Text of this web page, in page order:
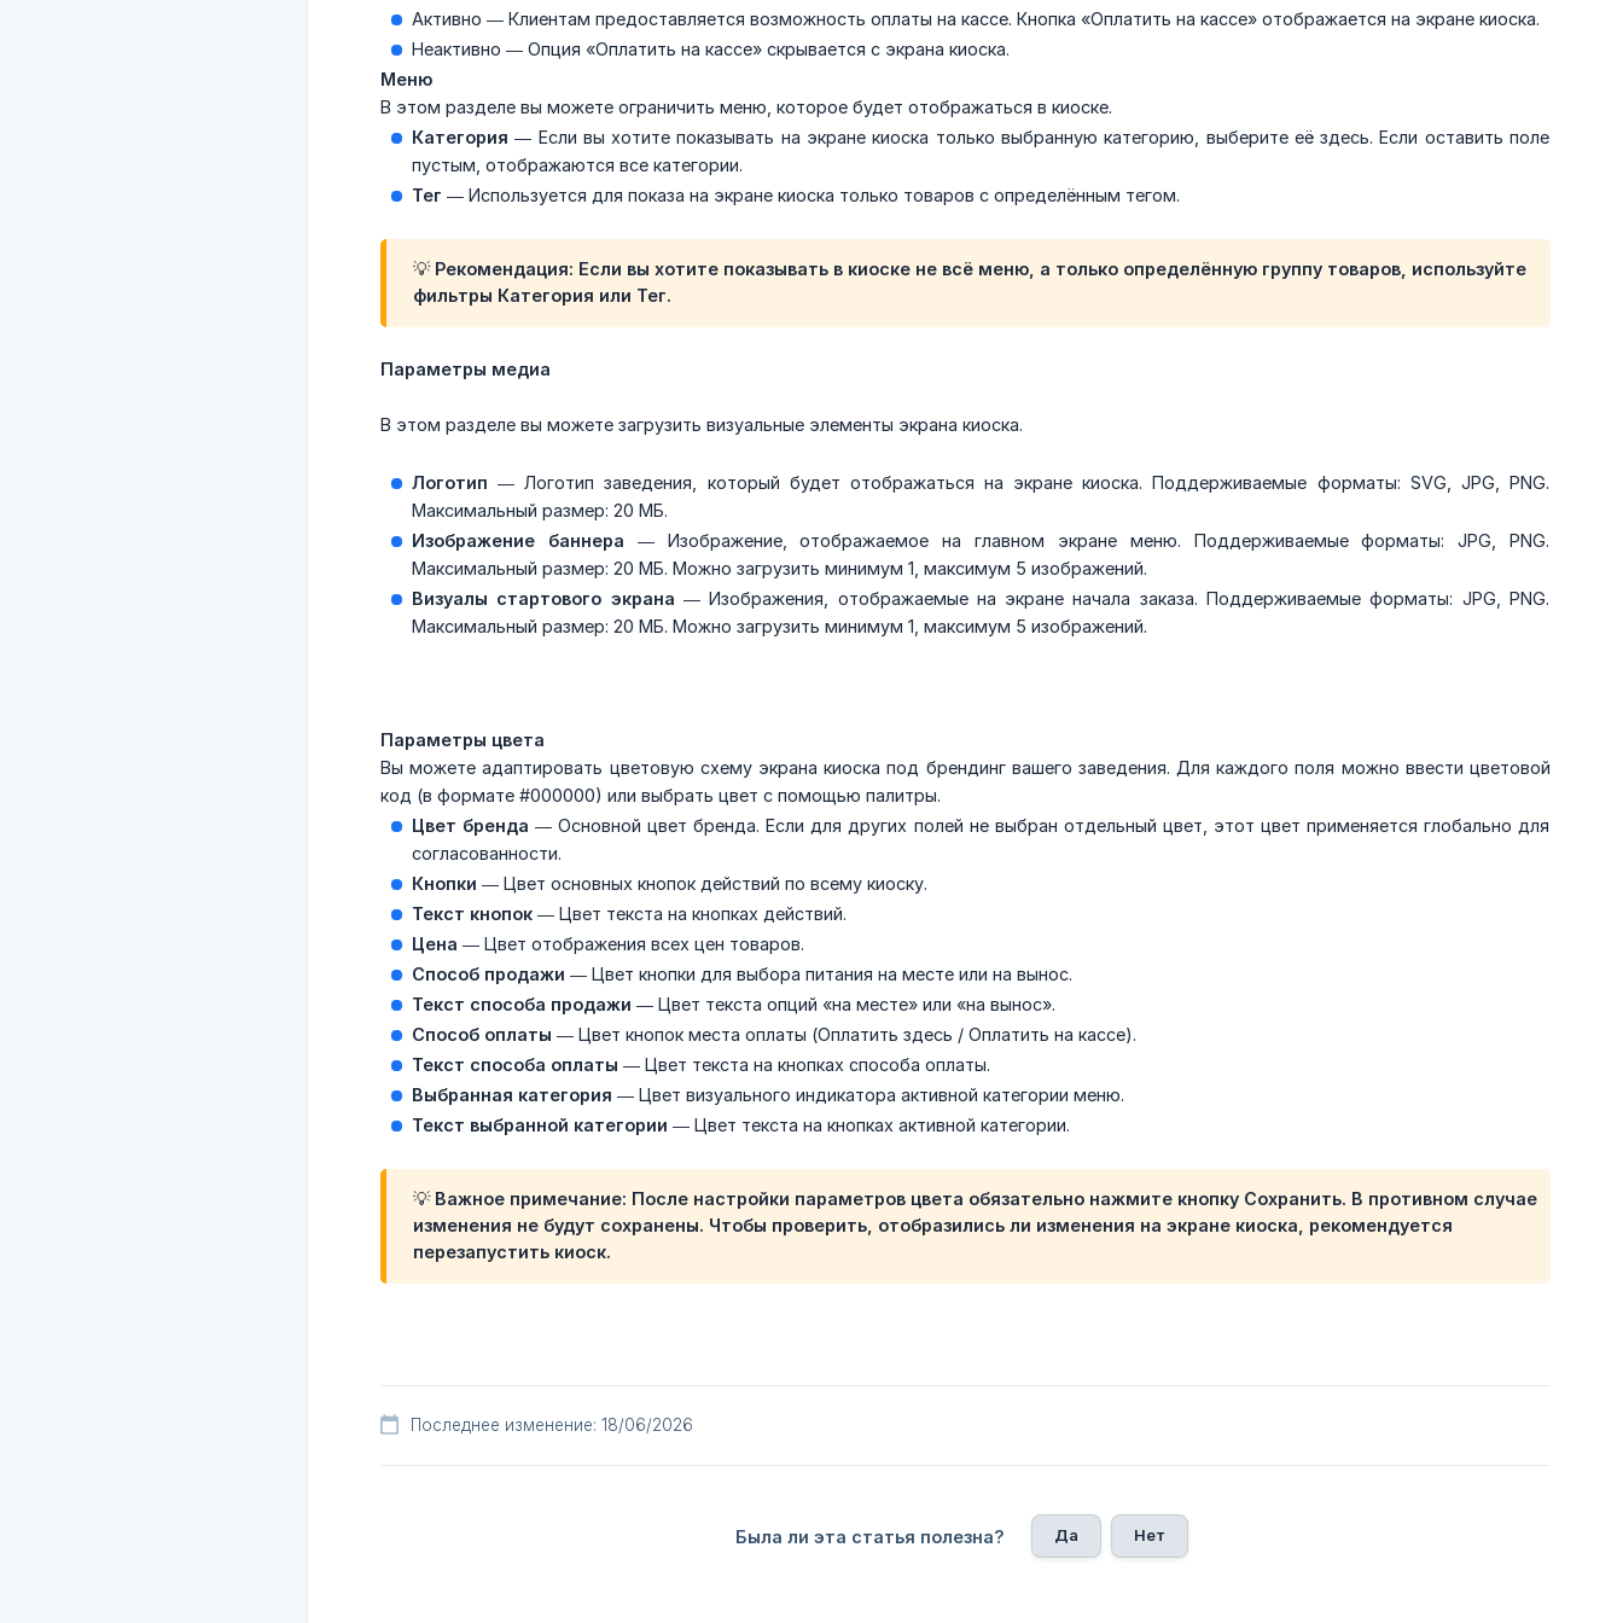
Активно — Клиентам предоставляется возможность оплаты на кассе. Кнопка «Оплатить на кассе» отображается на экране киоска.
Неактивно — Опция «Оплатить на кассе» скрывается с экрана киоска.
Меню
В этом разделе вы можете ограничить меню, которое будет отображаться в киоске.
Категория — Если вы хотите показывать на экране киоска только выбранную категорию, выберите её здесь. Если оставить поле
пустым, отображаются все категории.
Тег — Используется для показа на экране киоска только товаров с определённым тегом.
💡 Рекомендация: Если вы хотите показывать в киоске не всё меню, а только определённую группу товаров, используйте
фильтры Категория или Тег.
Параметры медиа
В этом разделе вы можете загрузить визуальные элементы экрана киоска.
Логотип — Логотип заведения, который будет отображаться на экране киоска. Поддерживаемые форматы: SVG, JPG, PNG.
Максимальный размер: 20 МБ.
Изображение баннера — Изображение, отображаемое на главном экране меню. Поддерживаемые форматы: JPG, PNG.
Максимальный размер: 20 МБ. Можно загрузить минимум 1, максимум 5 изображений.
Визуалы стартового экрана — Изображения, отображаемые на экране начала заказа. Поддерживаемые форматы: JPG, PNG.
Максимальный размер: 20 МБ. Можно загрузить минимум 1, максимум 5 изображений.
Параметры цвета
Вы можете адаптировать цветовую схему экрана киоска под брендинг вашего заведения. Для каждого поля можно ввести цветовой
код (в формате #000000) или выбрать цвет с помощью палитры.
Цвет бренда — Основной цвет бренда. Если для других полей не выбран отдельный цвет, этот цвет применяется глобально для
согласованности.
Кнопки — Цвет основных кнопок действий по всему киоску.
Текст кнопок — Цвет текста на кнопках действий.
Цена — Цвет отображения всех цен товаров.
Способ продажи — Цвет кнопки для выбора питания на месте или на вынос.
Текст способа продажи — Цвет текста опций «на месте» или «на вынос».
Способ оплаты — Цвет кнопок места оплаты (Оплатить здесь / Оплатить на кассе).
Текст способа оплаты — Цвет текста на кнопках способа оплаты.
Выбранная категория — Цвет визуального индикатора активной категории меню.
Текст выбранной категории — Цвет текста на кнопках активной категории.
💡 Важное примечание: После настройки параметров цвета обязательно нажмите кнопку Сохранить. В противном случае
изменения не будут сохранены. Чтобы проверить, отобразились ли изменения на экране киоска, рекомендуется
перезапустить киоск.
Последнее изменение: 18/06/2026
Была ли эта статья полезна? Да Нет